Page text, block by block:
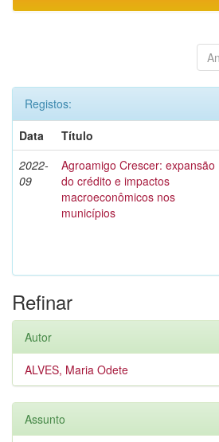
Registos:
Data
Título
2022-
09
Agroamigo Crescer: expansão
do crédito e impactos
macroeconômicos nos
municípios
Refinar
Autor
ALVES, Maria Odete
Assunto